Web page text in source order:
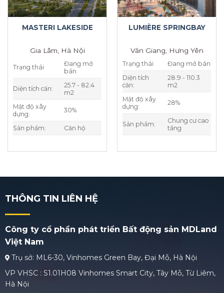
MASTERI LAKESIDE
Gia Lâm, Hà Nội
Trạng thái
Đang mở
bán
Diện tích căn:
25.7 - 82.4
m2
Mật độ xây
dựng:
30%
Sản phẩm: Căn hộ
LUMIÈRE SPRINGBAY
Văn Giang, Hưng Yên
Trạng thái
Đang mở bán
Diện tích
căn:
28.9 - 110.3
m2
Mật độ xây
dựng:
28%
Sản phẩm:
Chung cư cao
tầng
THÔNG TIN LIÊN HỆ
Công ty cổ phần phát triển Bất động sản MDLand
Việt Nam
Trụ sở: ML6-30, Vinhomes Green Bay, Đại Mỗ, Hà Nội
VP VHSC : S1.01H08 Vinhomes Smart City, Tây Mỗ, Từ Liêm,
Hà Nội